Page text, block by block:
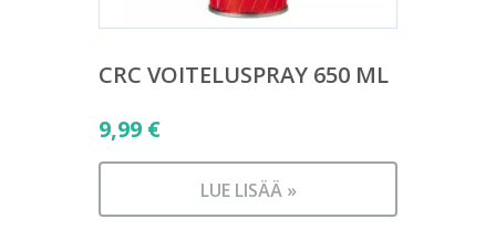
CRC VOITELUSPRAY 650 ML
9,99 €
LUE LISÄÄ »